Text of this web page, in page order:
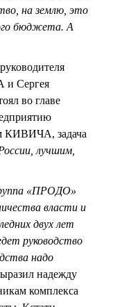
на землю, это
бюджета. А
и Сергея
во главе
КИВИЧА, задача
лучшим,
«ПРОДО»
власти и
двух лет
руководство
надо
надежду
комплекса